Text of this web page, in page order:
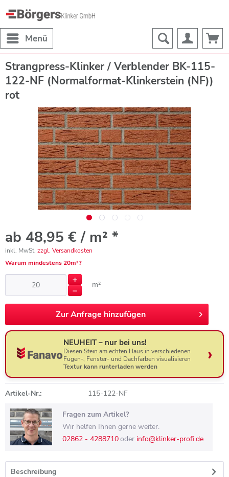
Menü
Strangpress-Klinker / Verblender BK-115-
122-NF (Normalformat-Klinkerstein (NF))
rot
ab 48,95 € / m² *
inkl. MwSt. zzgl. Versandkosten
Warum mindestens 20m²?
m²
ZurAnfrage hinzufügen
NEUHEIT – nur bei uns!
Diesen Stein am echten Haus in verschiedenen
Fugen-, Fenster- und Dachfarben visualisieren
Textur kann runterladen werden
Artikel-Nr.: 115-122-NF
Fragen zum Artikel?
Wir helfen Ihnen gerne weiter.
02862 - 4288710oder info@klinker-profi.de
Beschreibung